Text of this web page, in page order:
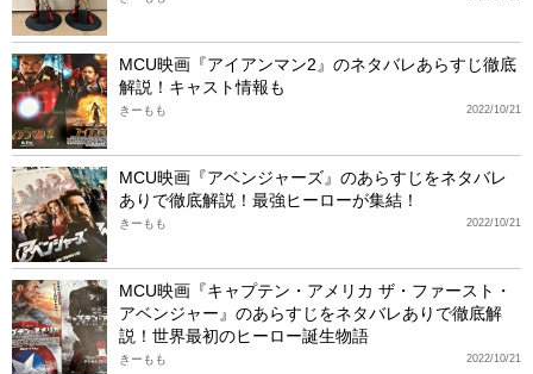
MCU映画『アイアンマン2』のネタバレあらすじ徹底
解説！キャスト情報も
2022/10/21
きーもも
MCU映画『アベンジャーズ』のあらすじをネタバレ
ありで徹底解説！最強ヒーローが集結！
2022/10/21
きーもも
MCU映画『キャプテン・アメリカ ザ・ファースト・
アベンジャー』のあらすじをネタバレありで徹底解
説！世界最初のヒーロー誕生物語
2022/10/21
きーもも